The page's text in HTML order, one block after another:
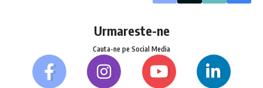
Urmareste-ne
Cauta-ne pe Social Media